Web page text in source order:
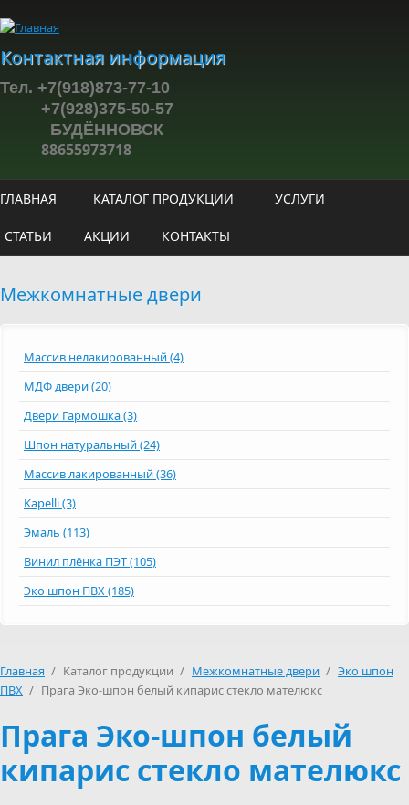
Контактная информация
Тел. +7(918)873-77-10
+7(928)375-50-57
БУДЁННОВСК
88655973718
ГЛАВНАЯ КАТАЛОГ ПРОДУКЦИИ УСЛУГИ
СТАТЬИ АКЦИИ КОНТАКТЫ
Межкомнатные двери
Массив нелакированный (4)
МДФ двери (20)
Двери Гармошка (3)
Шпон натуральный (24)
Массив лакированный (36)
Kapelli (3)
Эмаль (113)
Винил плёнка ПЭТ (105)
Эко шпон ПВХ (185)
Главная / Каталог продукции / Межкомнатные двери / Эко шпон
ПВХ / Прага Эко-шпон белый кипарис стекло мателюкс
Прага Эко-шпон белый
кипарис стекло мателюкс